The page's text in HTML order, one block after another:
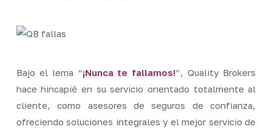
Bajo el lema “¡Nunca te fallamos!”, Quality Brokers
hace hincapié en su servicio orientado totalmente al
cliente, como asesores de seguros de confianza,
ofreciendo soluciones integrales y el mejor servicio de